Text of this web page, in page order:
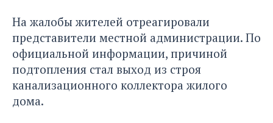
На жалобы жителей отреагировали
представители местной администрации. По
официальной информации, причиной
подтопления стал выход из строя
канализационного коллектора жилого
дома.